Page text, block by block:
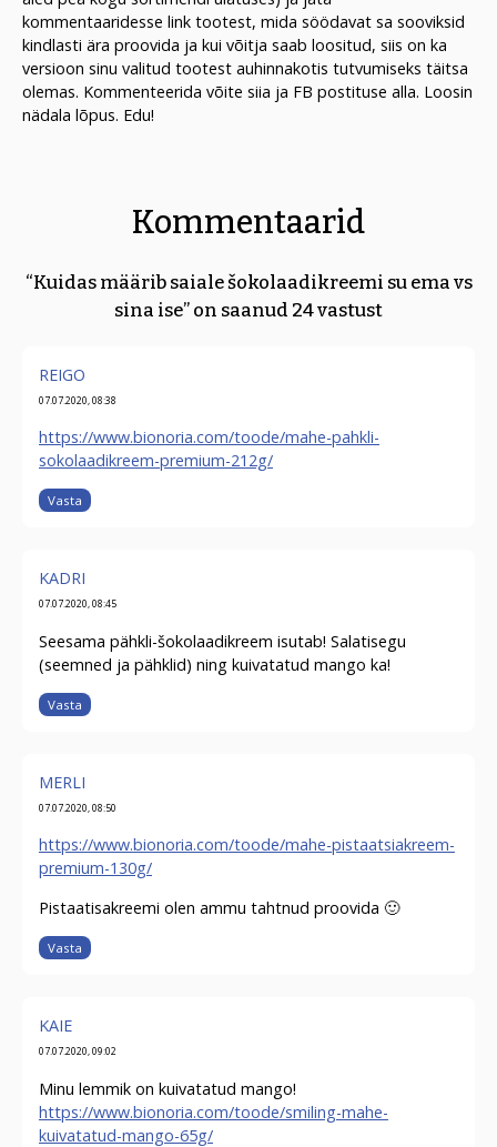
kommentaaridesse link tootest, mida söödavat sa sooviksid
kindlasti ära proovida ja kui võitja saab loositud, siis on ka
versioon sinu valitud tootest auhinnakotis tutvumiseks täitsa
olemas. Kommenteerida võite siia ja FB postituse alla. Loosin
nädala lõpus. Edu!
Kommentaarid
“Kuidas määrib saiale šokolaadikreemi su ema vs
sina ise” on saanud 24 vastust
REIGO
07.07.2020, 08:38
https://www.bionoria.com/toode/mahe-pahkli-
sokolaadikreem-premium-212g/
Vasta
KADRI
07.07.2020, 08:45
Seesama pähkli-šokolaadikreem isutab! Salatisegu
(seemned ja pähklid) ning kuivatatud mango ka!
Vasta
MERLI
07.07.2020, 08:50
https://www.bionoria.com/toode/mahe-pistaatsiakreem-
premium-130g/
Pistaatisakreemi olen ammu tahtnud proovida 🙂
Vasta
KAIE
07.07.2020, 09:02
Minu lemmik on kuivatatud mango!
https://www.bionoria.com/toode/smiling-mahe-
kuivatatud-mango-65g/